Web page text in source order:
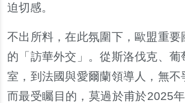
迫切感。
不出所料，在此氛圍下，歐盟重要
的「訪華外交」。從斯洛伐克、葡
室，到法國與愛爾蘭領導人，無不
而最受矚目的，莫過於甫於2025